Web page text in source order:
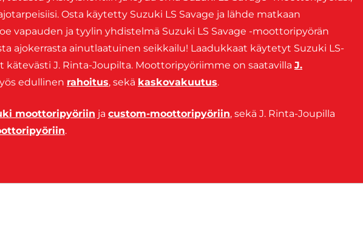
Osta käytetty Suzuki LS Savage ja lähde matkaan
vapauden ja tyylin yhdistelmä Suzuki LS Savage -moottoripyörän
ajokerrasta ainutlaatuinen seikkailu! Laadukkaat käytetyt Suzuki LS-
J. Rinta-Joupilta. Moottoripyöriimme on saatavilla J.
edullinen rahoitus, sekä kaskovakuutus.
moottoripyöriin ja custom-moottoripyöriin, sekä J. Rinta-Joupilla
.